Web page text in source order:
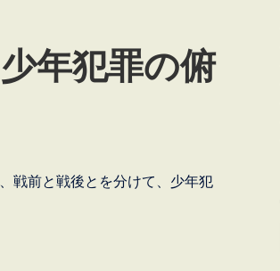
年犯罪の俯
戦前と戦後とを分けて、少年犯